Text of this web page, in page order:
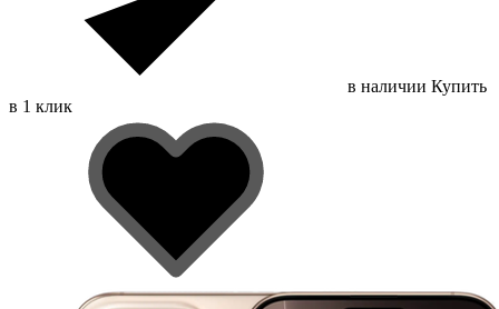
в наличии Купить
в 1 клик